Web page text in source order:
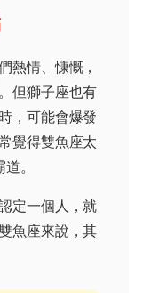
熱情、慷慨，
但獅子座也有
，可能會爆發
覺得雙魚座太
。
定一個人，就
魚座來說，其